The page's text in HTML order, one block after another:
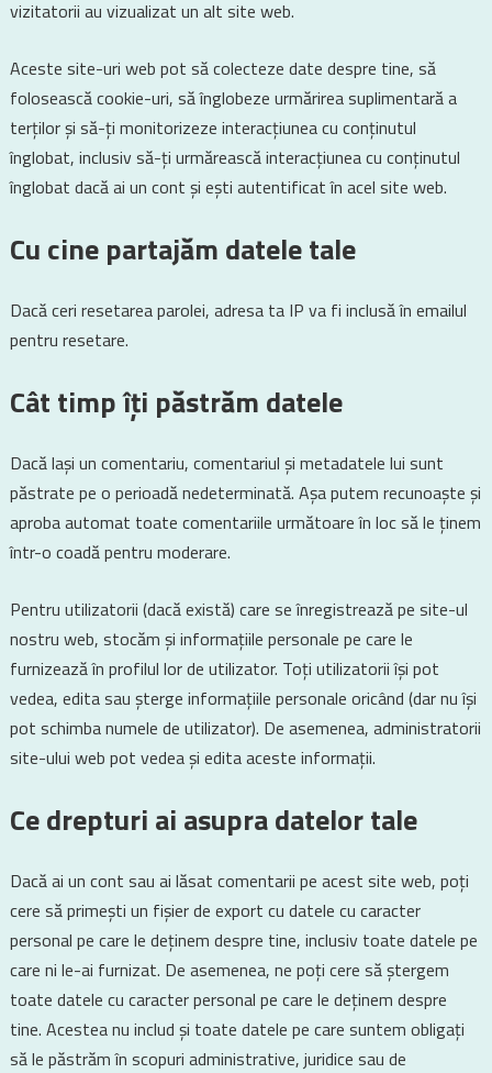
vizitatorii au vizualizat un alt site web.
Aceste site-uri web pot să colecteze date despre tine, să
folosească cookie-uri, să înglobeze urmărirea suplimentară a
terților și să-ți monitorizeze interacțiunea cu conținutul
înglobat, inclusiv să-ți urmărească interacțiunea cu conținutul
înglobat dacă ai un cont și ești autentificat în acel site web.
Cu cine partajăm datele tale
Dacă ceri resetarea parolei, adresa ta IP va fi inclusă în emailul
pentru resetare.
Cât timp îți păstrăm datele
Dacă lași un comentariu, comentariul și metadatele lui sunt
păstrate pe o perioadă nedeterminată. Așa putem recunoaște și
aproba automat toate comentariile următoare în loc să le ținem
într-o coadă pentru moderare.
Pentru utilizatorii (dacă există) care se înregistrează pe site-ul
nostru web, stocăm și informațiile personale pe care le
furnizează în profilul lor de utilizator. Toți utilizatorii își pot
vedea, edita sau șterge informațiile personale oricând (dar nu își
pot schimba numele de utilizator). De asemenea, administratorii
site-ului web pot vedea și edita aceste informații.
Ce drepturi ai asupra datelor tale
Dacă ai un cont sau ai lăsat comentarii pe acest site web, poți
cere să primești un fișier de export cu datele cu caracter
personal pe care le deținem despre tine, inclusiv toate datele pe
care ni le-ai furnizat. De asemenea, ne poți cere să ștergem
toate datele cu caracter personal pe care le deținem despre
tine. Acestea nu includ și toate datele pe care suntem obligați
să le păstrăm în scopuri administrative, juridice sau de